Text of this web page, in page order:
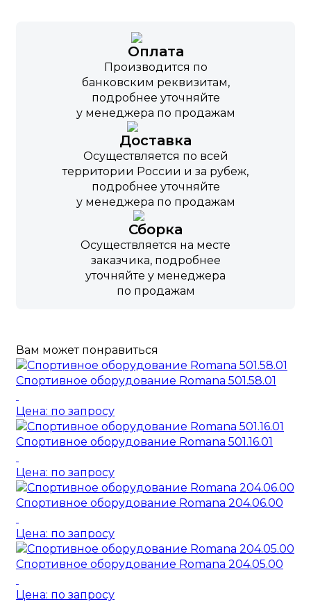
Оплата
Производится по
банковским реквизитам,
подробнее уточняйте
у менеджера по продажам
Доставка
Осуществляется по всей
территории России и за рубеж,
подробнее уточняйте
у менеджера по продажам
Сборка
Осуществляется на месте
заказчика, подробнее
уточняйте у менеджера
по продажам
Вам может понравиться
Спортивное оборудование Romana 501.58.01
Цена: по запросу
Спортивное оборудование Romana 501.16.01
Цена: по запросу
Спортивное оборудование Romana 204.06.00
Цена: по запросу
Спортивное оборудование Romana 204.05.00
Цена: по запросу